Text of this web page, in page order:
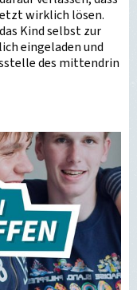
wirklich lösen.
Kind selbst zur
eingeladen und
des mittendrin